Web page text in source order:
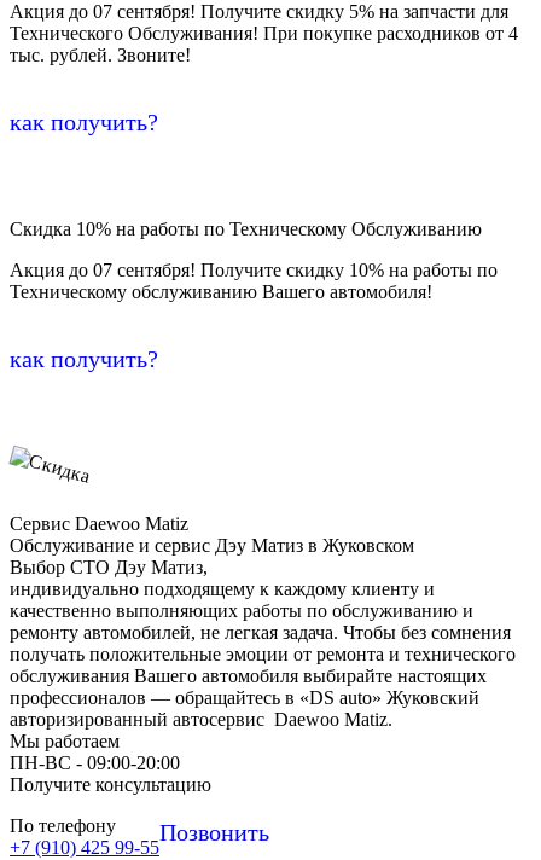
Акция до 07 сентября! Получите скидку 5% на запчасти для
Технического Обслуживания! При покупке расходников от 4
тыс. рублей. Звоните!
как получить?
Скидка 10% на работы по Техническому Обслуживанию
Акция до 07 сентября! Получите скидку 10% на работы по
Техническому обслуживанию Вашего автомобиля!
как получить?
Сервис Daewoo Matiz
Обслуживание и сервис Дэу Матиз в Жуковском
Выбор СТО Дэу Матиз,
индивидуально подходящему к каждому клиенту и
качественно выполняющих работы по обслуживанию и
ремонту автомобилей, не легкая задача. Чтобы без сомнения
получать положительные эмоции от ремонта и технического
обслуживания Вашего автомобиля выбирайте настоящих
профессионалов — обращайтесь в «DS auto» Жуковский
авторизированный автосервис Daewoo Matiz.
Мы работаем
ПН-ВC - 09:00-20:00
Получите консультацию
По телефону
+7 (910) 425 99-55
Позвонить